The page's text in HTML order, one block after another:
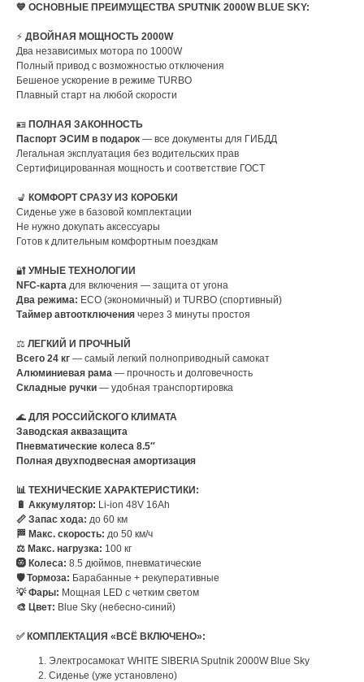
💙 ОСНОВНЫЕ ПРЕИМУЩЕСТВА SPUTNIK 2000W BLUE SKY:
⚡ ДВОЙНАЯ МОЩНОСТЬ 2000W
Два независимых мотора по 1000W
Полный привод с возможностью отключения
Бешеное ускорение в режиме TURBO
Плавный старт на любой скорости
🪪 ПОЛНАЯ ЗАКОННОСТЬ
Паспорт ЭСИМ в подарок — все документы для ГИБДД
Легальная эксплуатация без водительских прав
Сертифицированная мощность и соответствие ГОСТ
💺 КОМФОРТ СРАЗУ ИЗ КОРОБКИ
Сиденье уже в базовой комплектации
Не нужно докупать аксессуары
Готов к длительным комфортным поездкам
🔐 УМНЫЕ ТЕХНОЛОГИИ
NFC-карта для включения — защита от угона
Два режима: ECO (экономичный) и TURBO (спортивный)
Таймер автоотключения через 3 минуты простоя
⚖️ ЛЕГКИЙ И ПРОЧНЫЙ
Всего 24 кг — самый легкий полноприводный самокат
Алюминиевая рама — прочность и долговечность
Складные ручки — удобная транспортировка
🌊 ДЛЯ РОССИЙСКОГО КЛИМАТА
Заводская аквазащита
Пневматические колеса 8.5″
Полная двухподвесная амортизация
📊 ТЕХНИЧЕСКИЕ ХАРАКТЕРИСТИКИ:
🔋 Аккумулятор: Li-ion 48V 16Ah
📏 Запас хода: до 60 км
🏁 Макс. скорость: до 50 км/ч
⚖️ Макс. нагрузка: 100 кг
🛞 Колеса: 8.5 дюймов, пневматические
🛡️ Тормоза: Барабанные + рекуперативные
💡 Фары: Мощная LED с четким светом
🎨 Цвет: Blue Sky (небесно-синий)
✅ КОМПЛЕКТАЦИЯ «ВСЁ ВКЛЮЧЕНО»:
Электросамокат WHITE SIBERIA Sputnik 2000W Blue Sky
Сиденье (уже установлено)